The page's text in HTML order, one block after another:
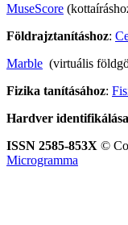
MuseScore
Földrajztanításhoz:
Marble (virtuális
Fizika tanításához:
Hardver identifikálása
ISSN 2585-853X ©
Microgramma